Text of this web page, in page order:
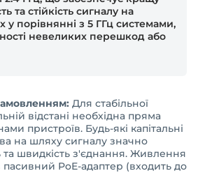
та стійкість сигналу на
у порівнянні з 5 ГГц системами,
невеликих перешкод або
Для стабільної
відстані необхідна пряма
пристроїв. Будь-які капітальні
на шляху сигналу значно
та швидкість з'єднання. Живлення
пасивний PoE-адаптер (входить до